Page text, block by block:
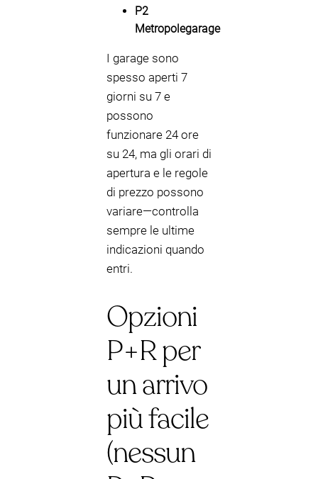
P2
Metropolegarage
I garage sono
spesso aperti 7
giorni su 7 e
possono
funzionare 24 ore
su 24, ma gli orari di
apertura e le regole
di prezzo possono
variare—controlla
sempre le ultime
indicazioni quando
entri.
Opzioni
P+R per
un arrivo
più facile
(nessun